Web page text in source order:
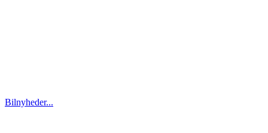
Bilnyheder...